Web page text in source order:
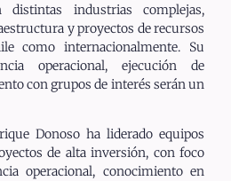
distintas industrias complejas,
y proyectos de recursos
como internacionalmente. Su
operacional, ejecución de
con grupos de interés serán un
Donoso ha liderado equipos
de alta inversión, con foco
operacional, conocimiento en